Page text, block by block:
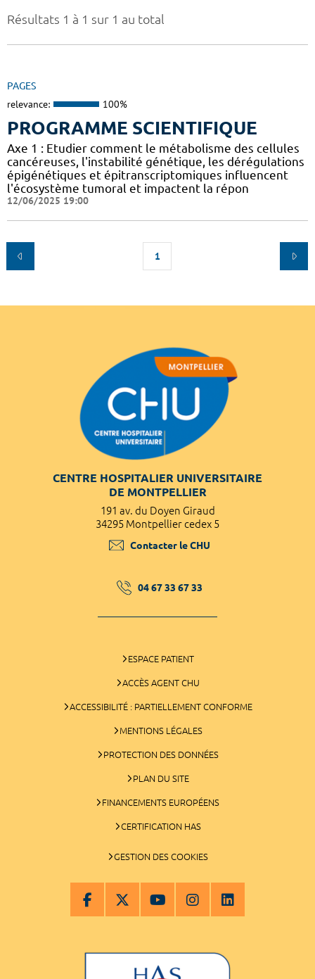
Résultats 1 à 1 sur 1 au total
PAGES
relevance: 100%
PROGRAMME SCIENTIFIQUE
Axe 1 : Etudier comment le métabolisme des cellules
cancéreuses, l'instabilité génétique, les dérégulations
épigénétiques et épitranscriptomiques influencent
l'écosystème tumoral et impactent la répon
12/06/2025 19:00
1
CENTRE HOSPITALIER UNIVERSITAIRE
DE MONTPELLIER
191 av. du Doyen Giraud
34295 Montpellier cedex 5
Contacter le CHU
04 67 33 67 33
ESPACE PATIENT
ACCÈS AGENT CHU
ACCESSIBILITÉ : PARTIELLEMENT CONFORME
MENTIONS LÉGALES
PROTECTION DES DONNÉES
PLAN DU SITE
FINANCEMENTS EUROPÉENS
CERTIFICATION HAS
GESTION DES COOKIES